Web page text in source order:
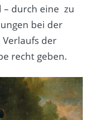
– durch eine zu
bei der
der
recht geben.